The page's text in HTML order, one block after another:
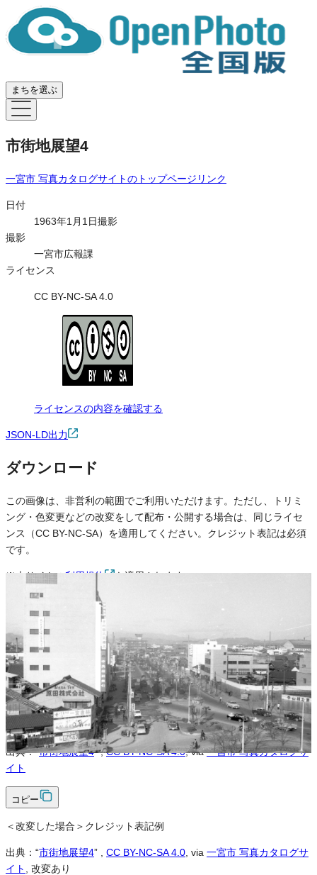
まちを選ぶ
市街地展望4
一宮市 写真カタログサイトのトップページリンク
日付
1963年1月1日撮影
撮影
一宮市広報課
ライセンス
CC BY-NC-SA 4.0
ライセンスの内容を確認する
JSON-LD出力
ダウンロード
この画像は、非営利の範囲でご利用いただけます。ただし、トリミ
ング・色変更などの改変をして配布・公開する場合は、同じライセ
ンス（CC BY-NC-SA）を適用してください。クレジット表記は必須
です。
※本サイトの 利用規約 も適用されます。
営利利用
改変
条件付き
条件付き
クレジット表記
必須
クレジット表記例
出典：“市街地展望4”,CC BY-NC-SA 4.0, via一宮市 写真カタログサ
イト
コピー
＜改変した場合＞クレジット表記例
出典：“市街地展望4” CC BY-NC-SA 4.0 , via 一宮市 写真カタログサ
イト
, 改変あり